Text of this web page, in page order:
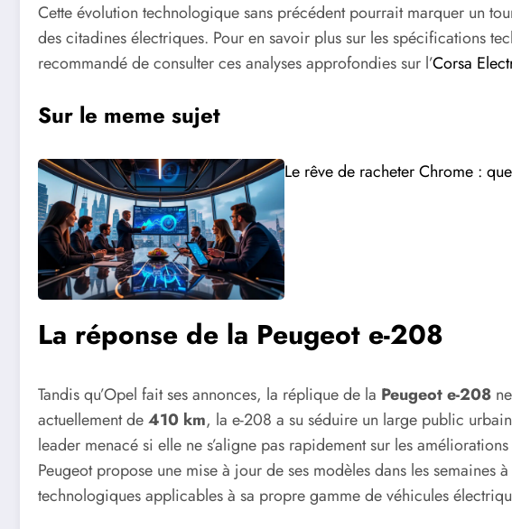
Cette évolution technologique sans précédent pourrait marquer un
des citadines électriques. Pour en savoir plus sur les spécifications
recommandé de consulter ces analyses approfondies sur l’Corsa
Sur le meme sujet
Le rêve de racheter Chrome :
La réponse de la Peugeot e-208
Tandis qu’Opel fait ses annonces, la réplique de la Peugeot e-208
actuellement de410 km, la e-208 a su séduire un large public
leader menacé si elle ne s’aligne pas rapidement sur les
Peugeot propose une mise à jour de ses modèles dans les semaines
technologiques applicables à sa propre gamme de véhicules